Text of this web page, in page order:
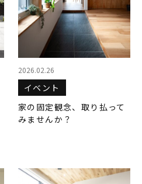
2026.02.26
イベント
家の固定観念、取り払って
みませんか？